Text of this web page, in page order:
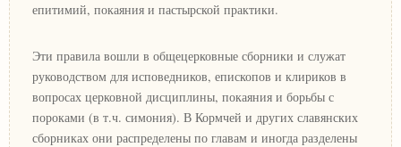
епитимий, покаяния и пастырской практики.
Эти правила вошли в общецерковные сборники и служат
руководством для исповедников, епископов и клириков в
вопросах церковной дисциплины, покаяния и борьбы с
пороками (в т.ч. симония). В Кормчей и других славянских
сборниках они распределены по главам и иногда разделены